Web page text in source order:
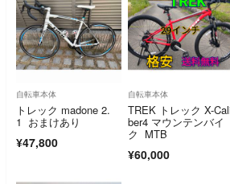
自転車本体
トレック madone 2.
1 おまけあり
¥47,800
自転車本体
TREK トレック X-
ber4 マウンテンバイ
ク MTB
¥60,000